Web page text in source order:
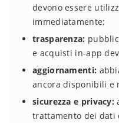
devono essere
immediatamente;
trasparenza:
e acquisti in-app
aggiornamenti:
ancora disponibili e
sicurezza e privacy:
trattamento dei dati